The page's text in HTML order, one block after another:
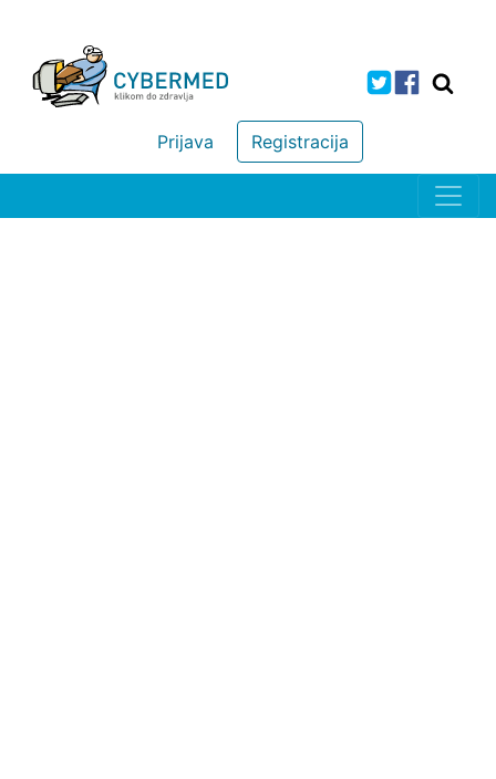
Registracija
Prijava